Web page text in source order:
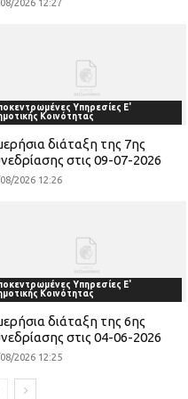
2026 12:27
Υπηρεσίες Ε'
Κοινότητας
διάταξη της 7ης
στις 09-07-2026
2026 12:26
Υπηρεσίες Ε'
Κοινότητας
διάταξη της 6ης
στις 04-06-2026
2026 12:25